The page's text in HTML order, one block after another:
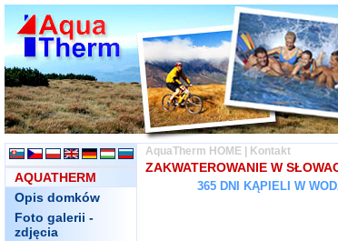
AQUATHERM
Opis domków
Foto galerii -
zdjęcia
AquaTherm HOME Kontakt
ZAKWATEROWANIE W
365 DNI KĄPIELI W